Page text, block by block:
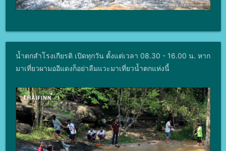
น้ำตกสําโรงเกียรติ เปิดทุกวัน ตั้งแต่เวลา 08.30 - 16.00 น. หาก
มาเที่ยวผามออีแดงก็อย่าลืมแวะมาเที่ยวน้ำตกแห่งนี้